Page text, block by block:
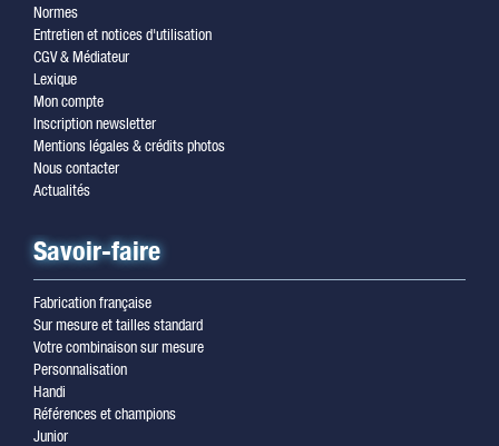
Normes
Entretien et notices d'utilisation
CGV & Médiateur
Lexique
Mon compte
Inscription newsletter
Mentions légales & crédits photos
Nous contacter
Actualités
Savoir-faire
Fabrication française
Sur mesure et tailles standard
Votre combinaison sur mesure
Personnalisation
Handi
Références et champions
Junior